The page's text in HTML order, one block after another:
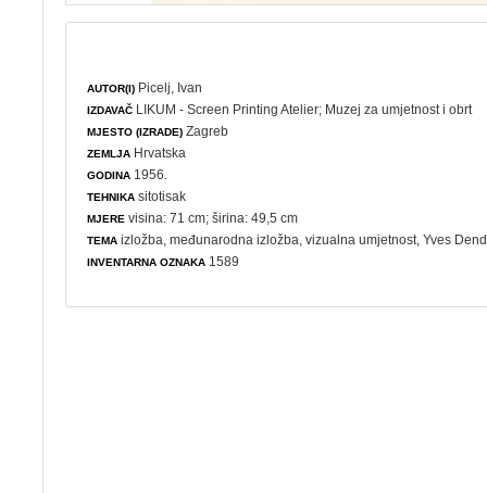
AUTOR(I) Picelj, Ivan
IZDAVAČ LIKUM - Screen Printing Atelier; Muzej za umjetnost i obrt
MJESTO (IZRADE) Zagreb
ZEMLJA Hrvatska
GODINA 1956.
TEHNIKA sitotisak
MJERE visina: 71 cm; širina: 49,5 cm
TEMA izložba ,međunarodna izložba ,vizualna umjetnost , Yves
INVENTARNA OZNAKA 1589